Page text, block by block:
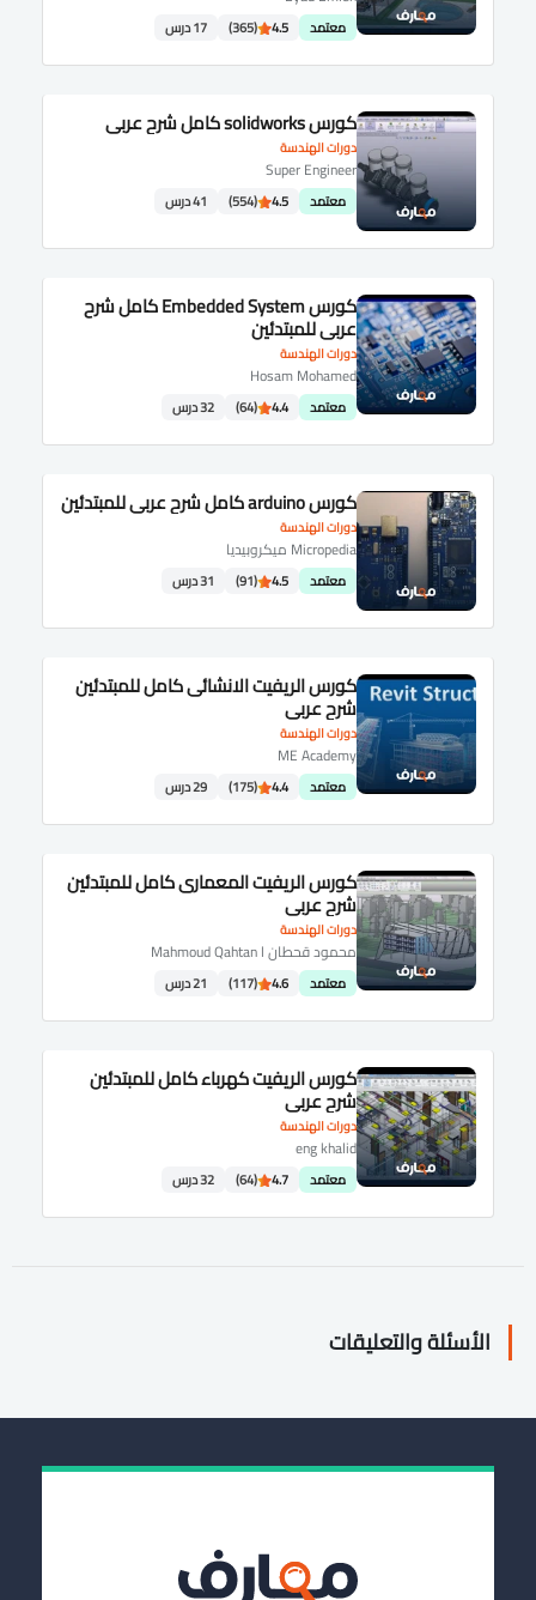
معتمد 4.5
(365) 17 درس
دورات الهندسة
كورس solidworks كامل شرح عربى
Super Engineer
معتمد 4.5
(554) 41 درس
دورات الهندسة
كورس Embedded System كامل شرح
عربى للمبتدئين
Hosam Mohamed
معتمد 4.4
(64) 32 درس
دورات الهندسة
كورس arduino كامل شرح عربى للمبتدئين
Micropedia ميكروبيديا
معتمد 4.5
(91) 31 درس
دورات الهندسة
كورس الريفيت الانشائى كامل للمبتدئين
شرح عربى
ME Academy
معتمد 4.4
(175) 29 درس
دورات الهندسة
كورس الريفيت المعمارى كامل للمبتدئين
شرح عربى
محمود قحطان Mahmoud Qahtan l
معتمد 4.6
(117) 21 درس
دورات الهندسة
كورس الريفيت كهرباء كامل للمبتدئين
شرح عربى
eng khalid
معتمد 4.7
(64) 32 درس
الأسئلة والتعليقات